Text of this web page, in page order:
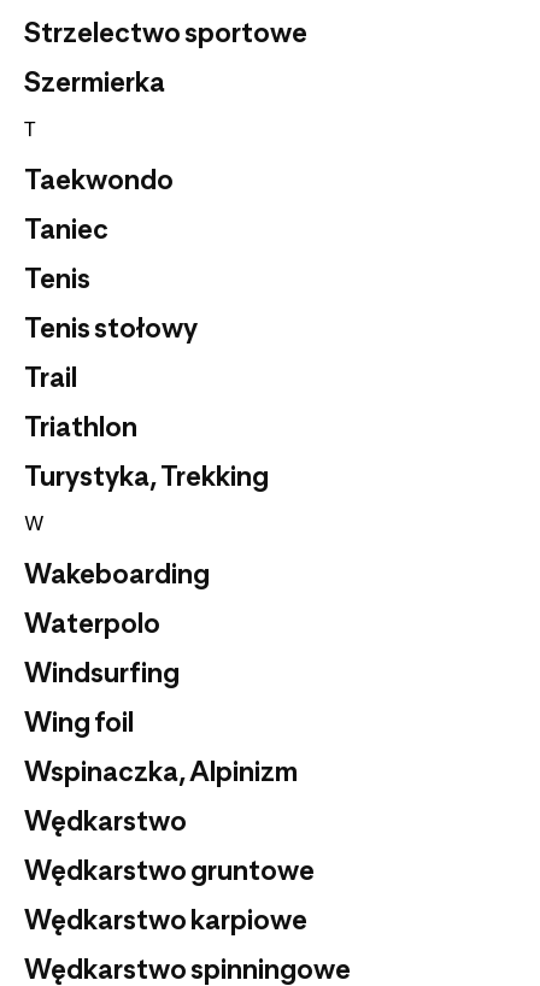
Strzelectwo sportowe
Szermierka
T
Taekwondo
Taniec
Tenis
Tenis stołowy
Trail
Triathlon
Turystyka, Trekking
W
Wakeboarding
Waterpolo
Windsurfing
Wing foil
Wspinaczka, Alpinizm
Wędkarstwo
Wędkarstwo gruntowe
Wędkarstwo karpiowe
Wędkarstwo spinningowe